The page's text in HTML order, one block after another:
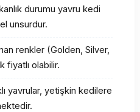
durumu yavru kedi
unsurdur.
renkler (Golden, Silver,
fiyatlı olabilir.
yavrular, yetişkin kedilere